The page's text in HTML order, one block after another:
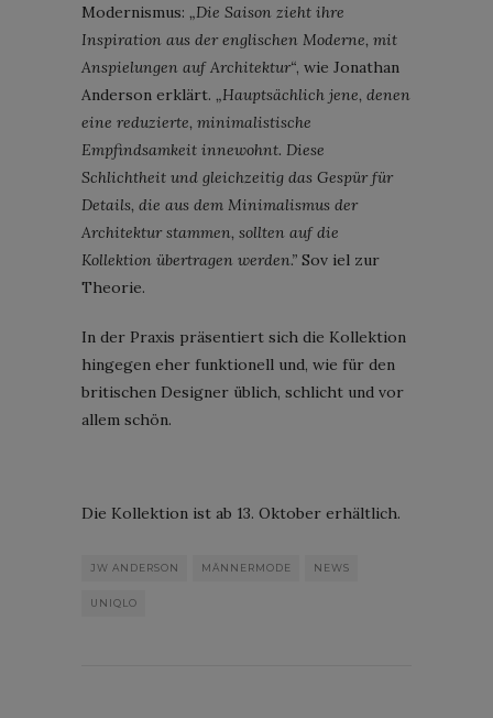
Modernismus: „Die Saison zieht ihre
Inspiration aus der englischen Moderne, mit
Anspielungen auf Architektur“, wie Jonathan
Anderson erklärt. „Hauptsächlich jene, denen
eine reduzierte, minimalistische
Empfindsamkeit innewohnt. Diese
Schlichtheit und gleichzeitig das Gespür für
Details, die aus dem Minimalismus der
Architektur stammen, sollten auf die
Kollektion übertragen werden.” Sov iel zur
Theorie.
In der Praxis präsentiert sich die Kollektion
hingegen eher funktionell und, wie für den
britischen Designer üblich, schlicht und vor
allem schön.
Die Kollektion ist ab 13. Oktober erhältlich.
JW ANDERSON MÄNNERMODE NEWS
UNIQLO